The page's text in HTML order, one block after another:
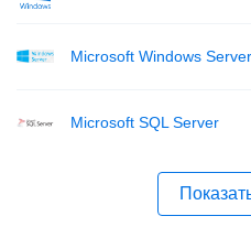
Microsoft Windows Server
Microsoft SQL Server